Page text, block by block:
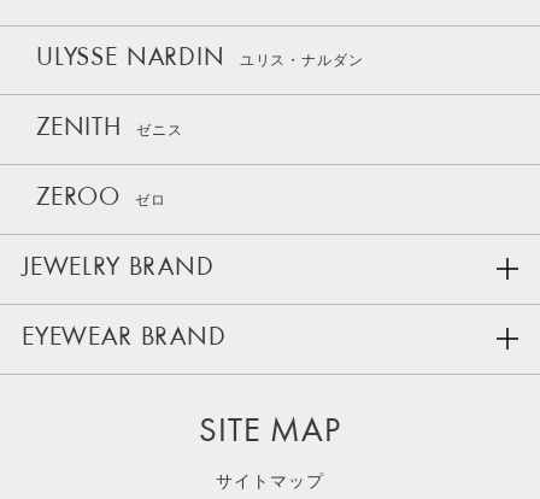
ULYSSE NARDIN ユリス・ナルダン
ZENITH ゼニス
ZEROO ゼロ
JEWELRY BRAND
EYEWEAR BRAND
SITE MAP
サイトマップ